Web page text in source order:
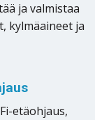
ja valmistaa
kylmäaineet ja
etäohjaus,